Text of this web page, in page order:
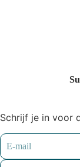
Schrijf je in voor